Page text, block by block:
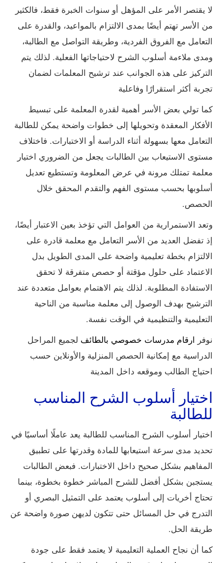
لا يقتصر الأمر على المؤهل أو سنوات الخبرة فقط، فالكثير
من الأسر تهتم أيضًا بمدى الالتزام بالمواعيد، والقدرة على
التعامل مع الفروق الفردية، وطريقة التواصل مع الطالبة،
ومدى ملاءمة أسلوب الشرح لاحتياجاتها الفعلية. لذلك يتم
التركيز على هذه الجوانب عند ترشيح المعلمات لضمان
تجربة أكثر استقرارًا وفاعلية
كما تولي بعض الأسر أهمية لقدرة المعلمة على تبسيط
الأفكار المعقدة وتحويلها إلى خطوات واضحة يمكن للطالبة
التعامل معها بسهولة أثناء الدراسة أو الاختبارات. فاختلاف
مستوى الاستيعاب بين الطالبات يجعل من الضروري اختيار
معلمة تمتلك مرونة في عرض المعلومة وتستطيع تعديل
أسلوبها بحسب مستوى الفهم والتقدم المحقق خلال
الحصص.
وتعد الاستمرارية من العوامل التي تؤخذ بعين الاعتبار أيضًا،
إذ تفضل العديد من الأسر التعامل مع معلمة قادرة على
الالتزام بخطة تعليمية واضحة على المدى الطويل بدل
الاعتماد على حلول مؤقتة أو حصص متفرقة لا تحقق
الاستفادة المطلوبة. لذلك يتم الاهتمام بعوامل متعددة عند
الترشيح بهدف الوصول إلى معلمة مناسبة من الناحية
التعليمية والتنظيمية في الوقت نفسة.
نوفر ارقام مدرسات خصوصي بالطائف لجميع المراحل
الدراسية مع إمكانية الحصص المنزلية والأونلاين حسب
احتياج الطالب وموقعه داخل المدينة
اختيار أسلوب الشرح المناسب
للطالبة
اختيار أسلوب الشرح المناسب للطالبة يعد عاملًا أساسيًا في
تحديد مدى سرعة استيعابها للمادة وقدرتها على تطبيق
المفاهيم بشكل صحيح داخل الاختبارات. فبعض الطالبات
يستجبن بشكل أفضل للشرح المباشر خطوة بخطوة، بينما
تحتاج أخريات إلى أسلوب يعتمد على التمثيل البصري أو
التدرج في حل المسائل حتى تتكون لديهن صورة واضحة عن
طريقة الحل.
كما أن نجاح العملية التعليمية لا يعتمد فقط على جودة